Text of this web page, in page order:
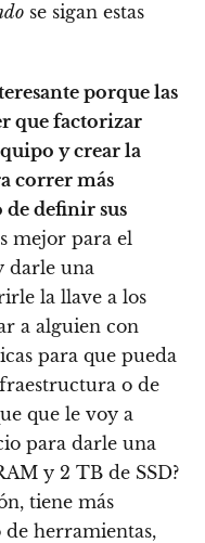
se sigan estas
porque las
que factorizar
y crear la
correr más
definir sus
mejor para el
darle una
la llave a los
a alguien con
para que pueda
o de
que le voy a
para darle una
y 2 TB de SSD?
tiene más
de herramientas,